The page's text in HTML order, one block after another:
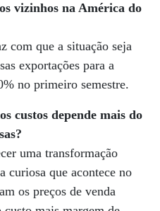
vizinhos na América do
com que a situação seja
exportações para a
no primeiro semestre.
custos depende mais do
uma transformação
curiosa que acontece no
os preços de venda